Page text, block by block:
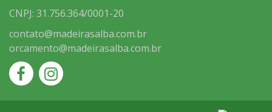
CNPJ: 31.756.364/0001-20
contato@madeirasalba.com.br
orcamento@madeirasalba.com.br